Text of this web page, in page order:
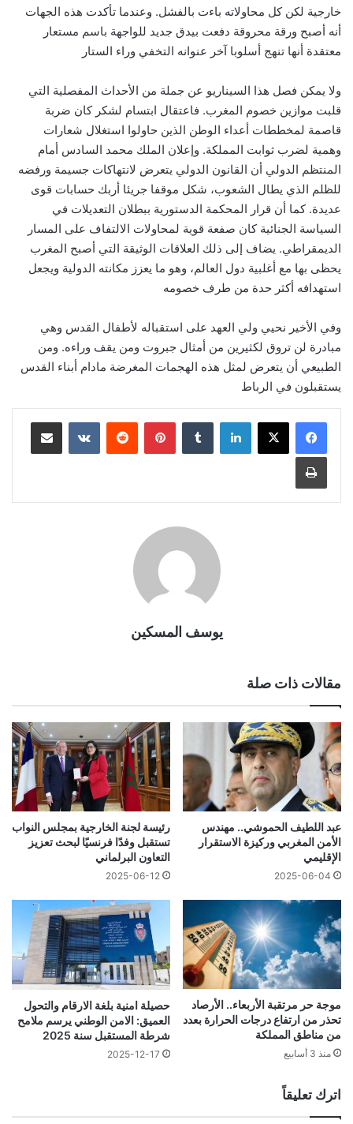
خارجية لكن كل محاولاته باءت بالفشل. وعندما تأكدت هذه الجهات
أنه أصبح ورقة محروقة دفعت بيدق جديد للواجهة باسم مستعار
معتقدة أنها تنهج أسلوبا آخر عنوانه التخفي وراء الستار
ولا يمكن فصل هذا السيناريو عن جملة من الأحداث المفصلية التي
قلبت موازين خصوم المغرب. فاعتقال ابتسام لشكر كان ضربة
قاصمة لمخططات أعداء الوطن الذين حاولوا استغلال شعارات
وهمية لضرب ثوابت المملكة. وإعلان الملك محمد السادس أمام
المنتظم الدولي أن القانون الدولي يتعرض لانتهاكات جسيمة ورفضه
للظلم الذي يطال الشعوب، شكل موقفا جريئا أربك حسابات قوى
عديدة. كما أن قرار المحكمة الدستورية ببطلان التعديلات في
السياسة الجنائية كان صفعة قوية لمحاولات الالتفاف على المسار
الديمقراطي. يضاف إلى ذلك العلاقات الوثيقة التي أصبح المغرب
يحظى بها مع أغلبية دول العالم، وهو ما يعزز مكانته الدولية ويجعل
استهدافه أكثر حدة من طرف خصومه
وفي الأخير نحيي ولي العهد على استقباله لأطفال القدس وهي
مبادرة لن تروق لكثيرين من أمثال جبروت ومن يقف وراءه. ومن
الطبيعي أن يتعرض لمثل هذه الهجمات المغرضة مادام أبناء القدس
يستقبلون في الرباط
لينكدإن بينتيريست مشاركة عبر البريد
طباعة
يوسف المسكين
مقالات ذات صلة
عبد اللطيف الحموشي.. مهندس
الأمن المغربي وركيزة الاستقرار
الإقليمي
2025-06-04
رئيسة لجنة الخارجية بمجلس النواب
تستقبل وفدًا فرنسيًا لبحث تعزيز
التعاون البرلماني
2025-06-12
موجة حر مرتقبة الأربعاء.. الأرصاد
تحذر من ارتفاع درجات الحرارة بعدد
من مناطق المملكة
منذ 3 أسابيع
حصيلة امنية بلغة الارقام والتحول
العميق: الامن الوطني يرسم ملامح
شرطة المستقبل سنة 2025
2025-12-17
اترك تعليقاً